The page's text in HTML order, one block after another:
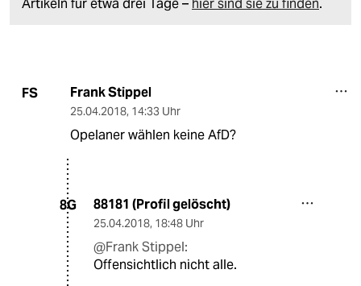
Artikeln für etwa drei Tage – hier sind sie zu finden.
FS Frank Stippel
25.04.2018, 14:33 Uhr
Opelaner wählen keine AfD?
8G 88181 (Profil gelöscht)
25.04.2018, 18:48 Uhr
@Frank Stippel:
Offensichtlich nicht alle.